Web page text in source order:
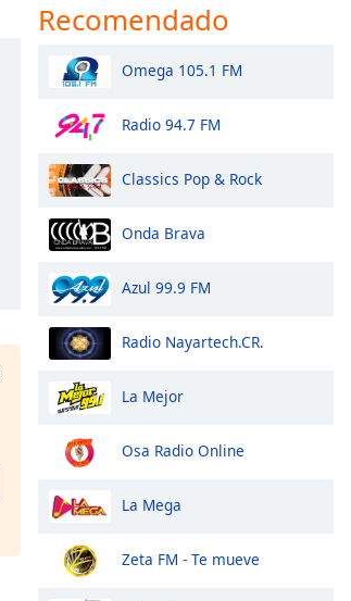
Recomendado
Omega 105.1 FM
Radio 94.7 FM
Classics Pop & Rock
Onda Brava
Azul 99.9 FM
Radio Nayartech.CR.
La Mejor
Osa Radio Online
La Mega
Zeta FM - Te mueve